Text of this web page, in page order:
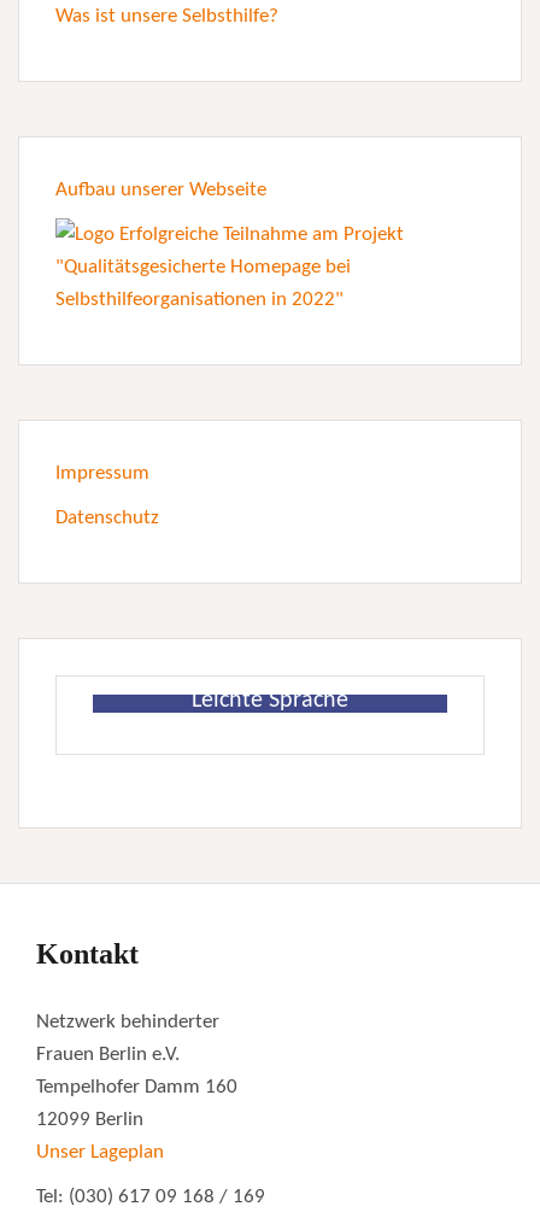
Was ist unsere Selbsthilfe?
Aufbau unserer Webseite
Impressum
Datenschutz
Leichte Sprache
Kontakt
Netzwerk behinderter
Frauen Berlin e.V.
Tempelhofer Damm 160
12099 Berlin
Unser Lageplan
Tel: (030) 617 09 168 / 169